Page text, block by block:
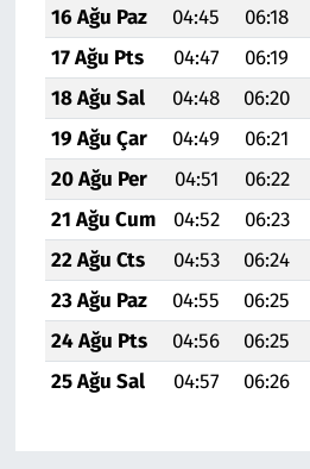
16 Ağu Paz
04:45 06:18
17 Ağu Pts
04:47 06:19
18 Ağu Sal
04:48 06:20
19 Ağu Çar
04:49 06:21
20 Ağu Per
04:51 06:22
21 Ağu Cum
04:52 06:23
22 Ağu Cts
04:53 06:24
23 Ağu Paz
04:55 06:25
24 Ağu Pts
04:56 06:25
25 Ağu Sal
04:57 06:26